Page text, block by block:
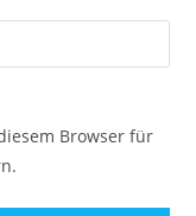
Browser für